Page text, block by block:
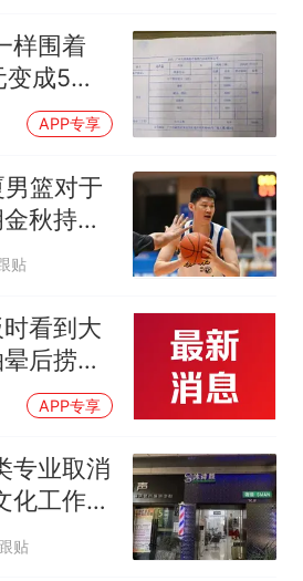
样围着
成5万
姨做医美
、视物模
APP专享
篮对于
秋持开
贴
看到大
后捞
7斤6
子鱼块，
APP专享
专业取消
化工作者
句话的
升
贴